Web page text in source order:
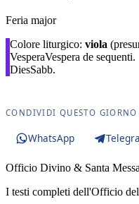
Feria major
Colore liturgico: viola
VesperaVespera de sequenti.
DiesSabb.
CONDIVIDI QUESTO GIORNO
WhatsApp
Officio Divino & Santa Messa
I testi completi dell'Officio